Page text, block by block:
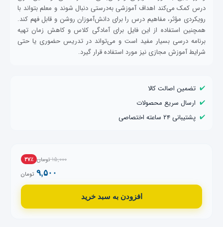
درس کمک می‌کند اهداف آموزشی به‌درستی دنبال شوند و معلم بتواند با
رویکردی مؤثر، مفاهیم درس را برای دانش‌آموزان روشن و قابل فهم کند.
همچنین استفاده از این فایل برای آمادگی کلاس و کاهش زمان تهیه
برنامه درسی بسیار مفید است و می‌تواند در تدریس حضوری یا حتی
شرایط آموزش مجازی نیز مورد استفاده قرار گیرد.
✔️ تضمین اصالت کالا
✔️ ارسال سریع محصولات
✔️ پشتیبانی ۲۴ ساعته اختصاصی
۱۵,۰۰۰ تومان ۳۷٪
۹,۵۰۰ تومان
افزودن به سبد خرید